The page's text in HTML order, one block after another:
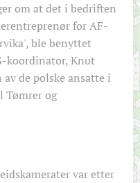
om at det i bedriften
for AF-
ble benyttet
koordinator, Knut
de polske ansatte i
Tømrer og
var etter